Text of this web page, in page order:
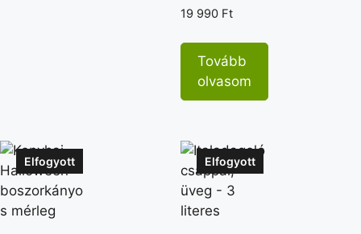
19 990 Ft
Tovább
olvasom
Elfogyott Elfogyott